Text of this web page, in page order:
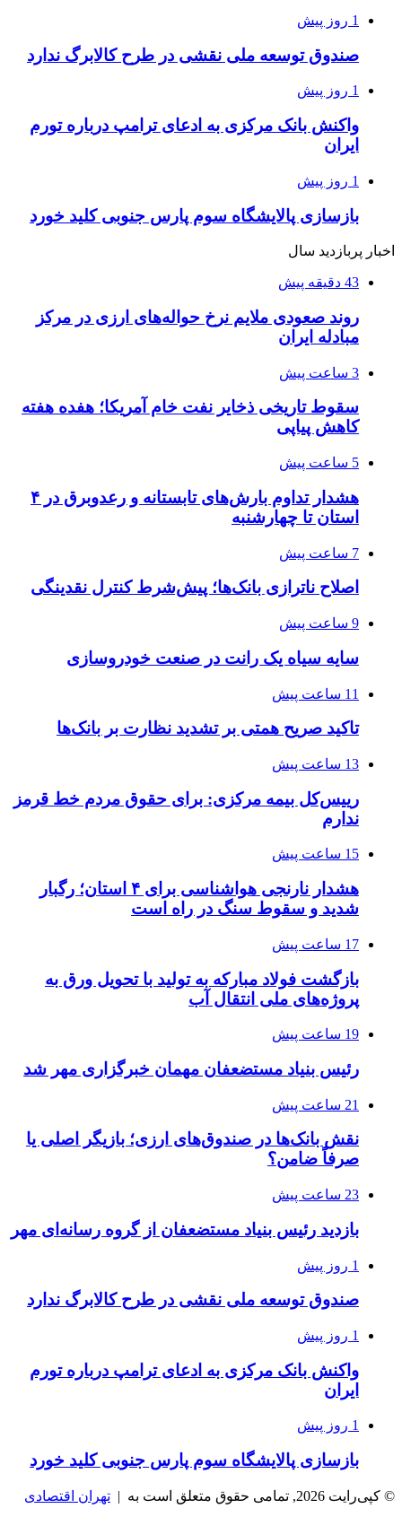
1 روز پیش
صندوق توسعه ملی نقشی در طرح کالابرگ ندارد
1 روز پیش
واکنش بانک مرکزی به ادعای ترامپ درباره تورم
ایران
1 روز پیش
بازسازی پالایشگاه سوم پارس جنوبی کلید خورد
اخبار پربازدید سال
43 دقیقه پیش
روند صعودی ملایم نرخ حواله‌های ارزی در مرکز
مبادله ایران
3 ساعت پیش
سقوط تاریخی ذخایر نفت خام آمریکا؛ هفده هفته
کاهش پیاپی
5 ساعت پیش
هشدار تداوم بارش‌های تابستانه و رعدوبرق در ۴
استان تا چهارشنبه
7 ساعت پیش
اصلاح ناترازی بانک‌ها؛ پیش‌شرط کنترل نقدینگی
9 ساعت پیش
سایه سیاه یک رانت در صنعت خودروسازی
11 ساعت پیش
تاکید صریح همتی بر تشدید نظارت بر بانک‌ها
13 ساعت پیش
رییس‌کل بیمه مرکزی: برای حقوق مردم خط قرمز
ندارم
15 ساعت پیش
هشدار نارنجی هواشناسی برای ۴ استان؛ رگبار
شدید و سقوط سنگ در راه است
17 ساعت پیش
بازگشت فولاد مبارکه به تولید با تحویل ورق به
پروژه‌های ملی انتقال آب
19 ساعت پیش
رئیس بنیاد مستضعفان مهمان خبرگزاری مهر شد
21 ساعت پیش
نقش بانک‌ها در صندوق‌های ارزی؛ بازیگر اصلی یا
صرفاً ضامن؟
23 ساعت پیش
بازدید رئیس بنیاد مستضعفان از گروه رسانه‌ای مهر
1 روز پیش
صندوق توسعه ملی نقشی در طرح کالابرگ ندارد
1 روز پیش
واکنش بانک مرکزی به ادعای ترامپ درباره تورم
ایران
1 روز پیش
بازسازی پالایشگاه سوم پارس جنوبی کلید خورد
© کپی‌رایت 2026, تمامی حقوق متعلق است به | تهران اقتصادی